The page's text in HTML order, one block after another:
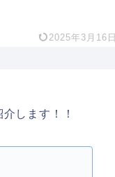
2025年3月16日
します！！